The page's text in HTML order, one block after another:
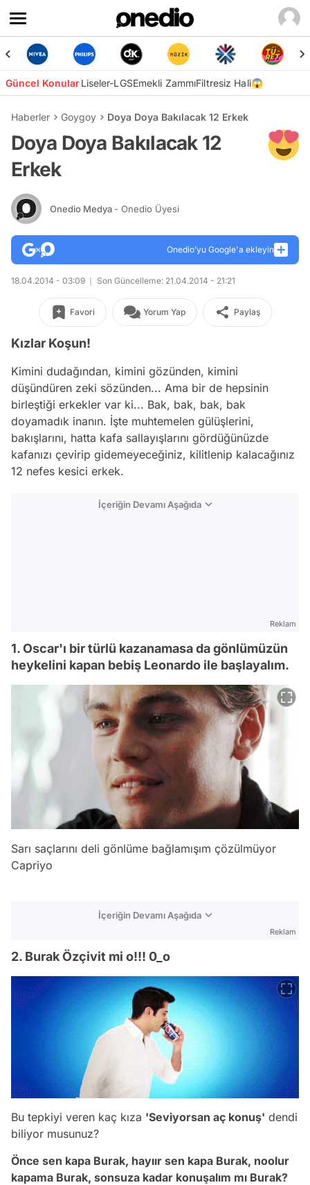
Güncel KonularLiseler-LGSEmekli ZammıFiltresiz Hali😱
Haberler Goygoy Doya Doya Bakılacak 12 Erkek
Doya Doya Bakılacak 12
Erkek
Onedio Medya - Onedio Üyesi
Onedio’yu Google'a ekleyin
18.04.2014 - 03:09 Son Güncelleme: 21.04.2014 - 21:21
Favori Yorum Yap Paylaş
Kızlar Koşun!
Kimini dudağından, kimini gözünden, kimini
düşündüren zeki sözünden... Ama bir de hepsinin
birleştiği erkekler var ki... Bak, bak, bak, bak
doyamadık inanın. İşte muhtemelen gülüşlerini,
bakışlarını, hatta kafa sallayışlarını gördüğünüzde
kafanızı çevirip gidemeyeceğiniz, kilitlenip kalacağınız
12 nefes kesici erkek.
İçeriğin Devamı Aşağıda
Reklam
1. Oscar'ı bir türlü kazanamasa da gönlümüzün
heykelini kapan bebiş Leonardo ile başlayalım.
Sarı saçlarını deli gönlüme bağlamışım çözülmüyor
Capriyo
İçeriğin Devamı Aşağıda
Reklam
2. Burak Özçivit mi o!!! 0_o
Bu tepkiyi veren kaç kıza 'Seviyorsan aç konuş' dendi
biliyor musunuz?
Önce sen kapa Burak, hayıır sen kapa Burak, noolur
kapama Burak, sonsuza kadar konuşalım mı Burak?